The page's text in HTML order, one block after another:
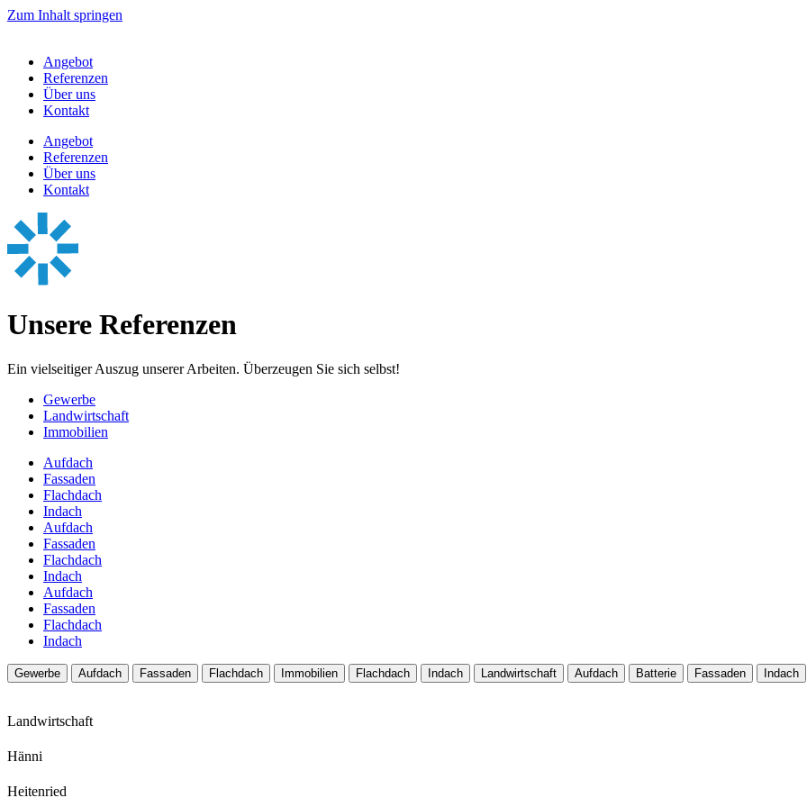
Zum Inhalt springen
Angebot
Referenzen
Über uns
Kontakt
Angebot
Referenzen
Über uns
Kontakt
Unsere Referenzen
Ein vielseitiger Auszug unserer Arbeiten. Überzeugen Sie sich selbst!
Gewerbe
Landwirtschaft
Immobilien
Aufdach
Fassaden
Flachdach
Indach
Aufdach
Fassaden
Flachdach
Indach
Aufdach
Fassaden
Flachdach
Indach
Gewerbe Aufdach Fassaden Flachdach Immobilien Flachdach Indach Landwirtschaft Aufdach Batterie Fassaden Indach
Landwirtschaft
Hänni
Heitenried